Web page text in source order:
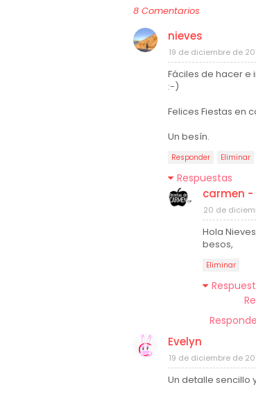
8 Comentarios
nieves
19 de diciembre de
Fáciles de hacer
:-)
Felices Fiestas en
Un besín.
Responder Eliminar
Respuestas
carmen -
20 de
Hola
besos,
Eliminar
Evelyn
19 de diciembre de
Un detalle sencillo